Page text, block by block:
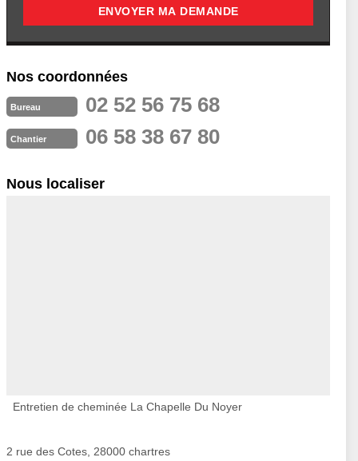
Nos coordonnées
Bureau 02 52 56 75 68
Chantier 06 58 38 67 80
Nous localiser
Entretien de cheminée La Chapelle Du Noyer
2 rue des Cotes, 28000 chartres